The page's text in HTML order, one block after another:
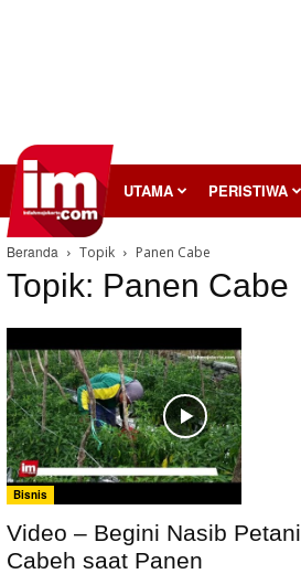
InilahMojokerto UTAMA PERISTIWA
Beranda Topik Panen Cabe
Topik: Panen Cabe
Bisnis
Video – Begini Nasib Petani
Cabeh saat Panen